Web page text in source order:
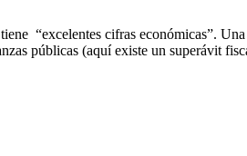
“excelentes cifras económicas”.
públicas (aquí existe un superávit